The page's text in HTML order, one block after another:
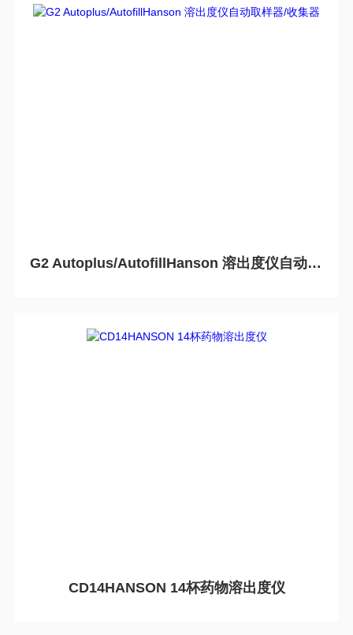
G2 Autoplus/AutofillHanson 溶出度仪自动取样器/收集器
CD14HANSON 14杯药物溶出度仪